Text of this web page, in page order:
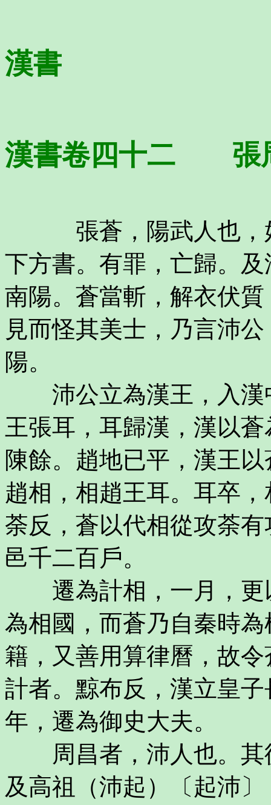
漢書
漢書卷四十二 張
張蒼，陽武人也，好
下方書。有罪，亡歸。
南陽。蒼當斬，解衣伏
見而怪其美士，乃言沛
陽。
沛公立為漢王，入漢
王張耳，耳歸漢，漢以
陳餘。趙地已平，漢王
趙相，相趙王耳。耳卒
荼反，蒼以代相從攻荼
邑千二百戶。
遷為計相，一月，更
為相國，而蒼乃自秦時
籍，又善用算律曆，故
計者。黥布反，漢立皇
年，遷為御史大夫。
周昌者，沛人也。其
及高祖（沛起）〔起沛